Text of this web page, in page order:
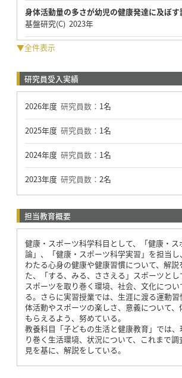
身体活動量の多さが幼児の健康発達に及ぼす
基盤研究(C) 2023年
▼全件表示
研究員受入実績
2026年度 研究員数： 1名
2025年度 研究員数： 1名
2024年度 研究員数： 1名
2023年度 研究員数： 2名
担当教育概要
健康・スポーツ科学科目として、「健康・ス
論」、「健康・スポーツ科学実習」を担当
わたる心身の健康や健康習慣について、解説
た、「する、みる、ささえる」スポーツとし
スポーツを取り巻く環境、社会、文化につ
る。さらに実習授業では、生涯に渡る運動
体活動やスポーツの楽しさ、意義について、
もらえるよう、努めている。
教養科目「子どもの生活と健康教育」では
り巻く生活環境、状況について、これまで
見を基に、解説をしている。